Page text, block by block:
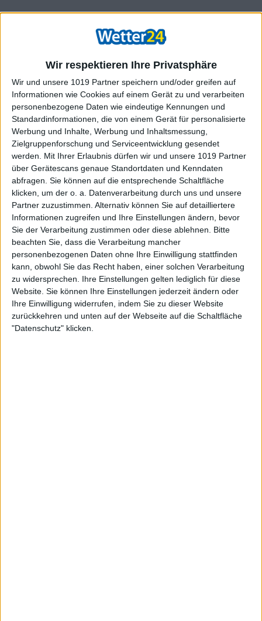
Wir respektieren Ihre Privatsphäre
Wir und unsere 1019 Partner speichern und/oder greifen auf
Informationen wie Cookies auf einem Gerät zu und verarbeiten
personenbezogene Daten wie eindeutige Kennungen und
Standardinformationen, die von einem Gerät für personalisierte
Werbung und Inhalte, Werbung und Inhaltsmessung,
Zielgruppenforschung und Serviceentwicklung gesendet
werden.
Mit Ihrer Erlaubnis dürfen wir und unsere 1019 Partner
über Gerätescans genaue Standortdaten und Kenndaten
abfragen. Sie können auf die entsprechende Schaltfläche
klicken, um der o. a. Datenverarbeitung durch uns und unsere
Partner zuzustimmen. Alternativ können Sie auf detailliertere
Informationen zugreifen und Ihre Einstellungen ändern, bevor
Sie der Verarbeitung zustimmen oder diese ablehnen.
Bitte
beachten Sie, dass die Verarbeitung mancher
personenbezogenen Daten ohne Ihre Einwilligung stattfinden
kann, obwohl Sie das Recht haben, einer solchen Verarbeitung
zu widersprechen. Ihre Einstellungen gelten lediglich für diese
Website. Sie können Ihre Einstellungen jederzeit ändern oder
Ihre Einwilligung widerrufen, indem Sie zu dieser Website
zurückkehren und unten auf der Webseite auf die Schaltfläche
"Datenschutz" klicken.